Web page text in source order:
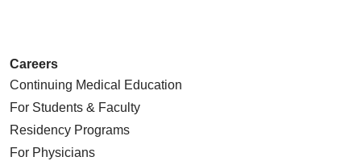
Careers
Continuing Medical Education
For Students & Faculty
Residency Programs
For Physicians